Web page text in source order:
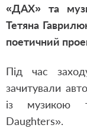
«ДАХ» та
Тетяна
поетичний
Під час
зачитували
із музикою
Daughters».